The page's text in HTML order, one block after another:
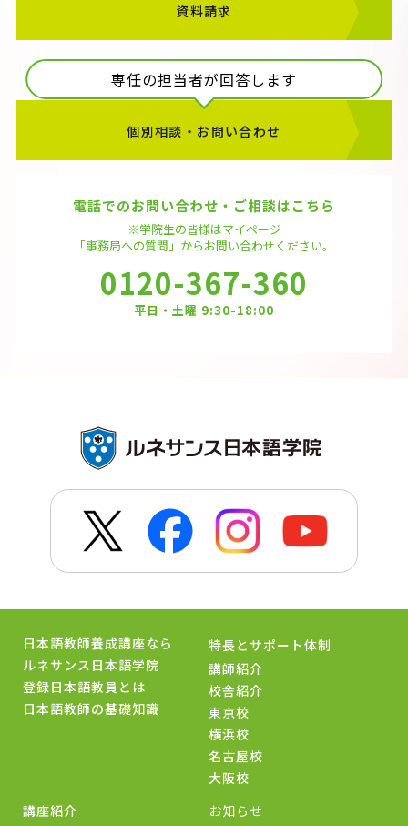
資料請求
専任の担当者が回答します
個別相談・お問い合わせ
電話でのお問い合わせ・ご相談はこちら
※学院生の皆様はマイページ
「事務局への質問」からお問い合わせください。
0120-367-360
平日・土曜 9:30-18:00
日本語教師養成講座なら
ルネサンス日本語学院
登録日本語教員とは
日本語教師の基礎知識
特長とサポート体制
講師紹介
校舎紹介
東京校
横浜校
名古屋校
大阪校
講座紹介
お知らせ